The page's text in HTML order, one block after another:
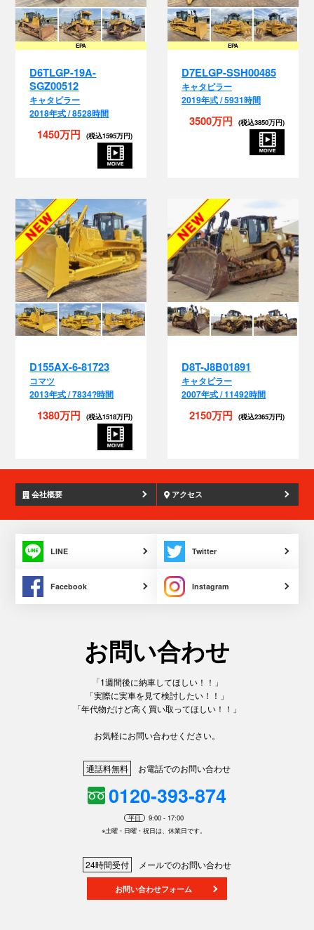
EPA
D6TLGP-19A-
SGZ00512
キャタピラー
2018年式 / 8528時間
1450万円 (税込1595万円)
EPA
D7ELGP-SSH00485
キャタピラー
2019年式 / 5931時間
3500万円 (税込3850万円)
D155AX-6-81723
コマツ
2013年式 / 7834?時間
1380万円 (税込1518万円)
D8T-J8B01891
キャタピラー
2007年式 / 11492時間
2150万円 (税込2365万円)
会社概要 アクセス
LINE Twitter
Facebook Instagram
お問い合わせ
「1週間後に納車してほしい！！」
「実際に実車を見て検討したい！！」
「年代物だけど高く買い取ってほしい！！」
お気軽にお問い合わせください。
通話料無料 お電話でのお問い合わせ
0120-393-874
平日
9:00 - 17:00
※土曜・日曜・祝日は、休業日です。
24時間受付 メールでのお問い合わせ
お問い合わせフォーム